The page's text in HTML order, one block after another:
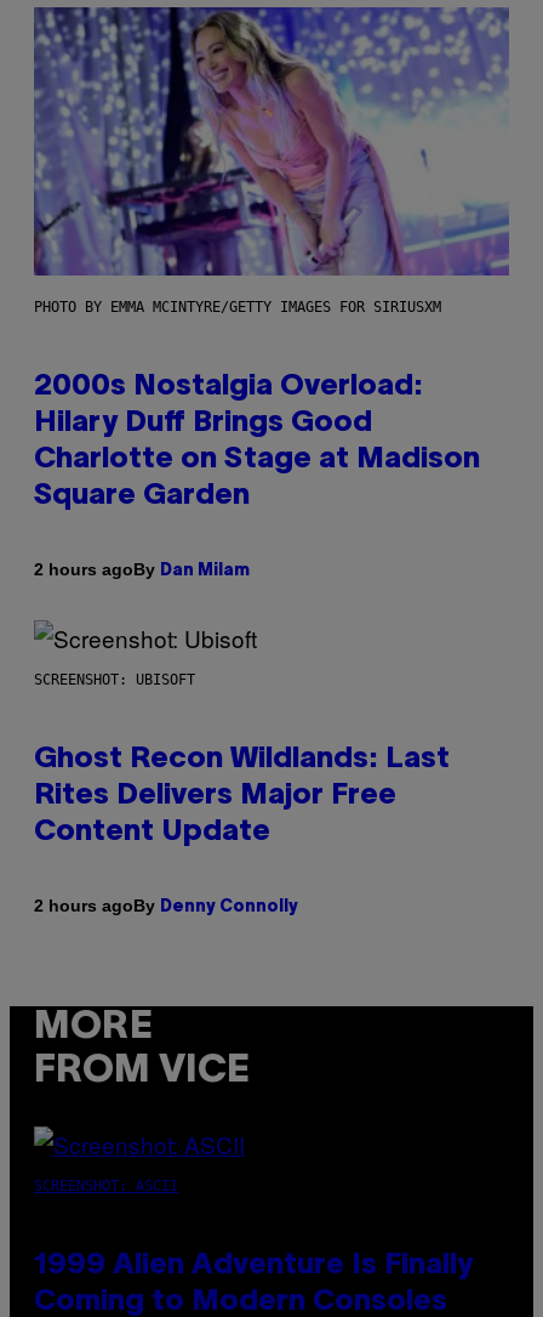
PHOTO BY EMMA MCINTYRE/GETTY IMAGES FOR SIRIUSXM
2000s Nostalgia Overload:
Hilary Duff Brings Good
Charlotte on Stage at Madison
Square Garden
2 hours agoBy Dan Milam
SCREENSHOT: UBISOFT
Ghost Recon Wildlands: Last
Rites Delivers Major Free
Content Update
2 hours agoBy Denny Connolly
MORE
FROM VICE
SCREENSHOT: ASCII
1999 Alien Adventure Is Finally
Coming to Modern Consoles